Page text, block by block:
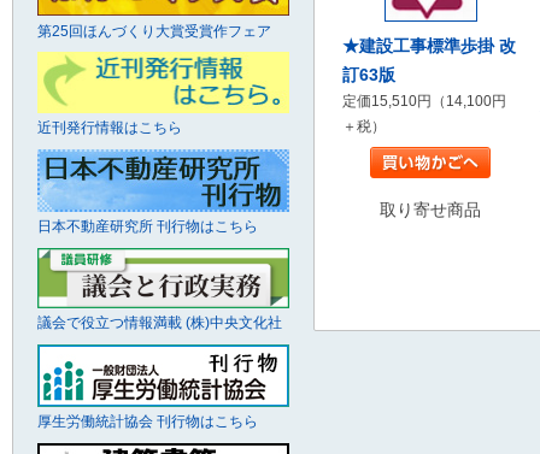
★建設工事標準歩掛 改
訂63版
定価15,510円（14,100円
＋税）
取り寄せ商品
第25回ほんづくり大賞受賞作フェア
近刊発行情報はこちら
日本不動産研究所 刊行物はこちら
議会で役立つ情報満載 (株)中央文化社
厚生労働統計協会 刊行物はこちら